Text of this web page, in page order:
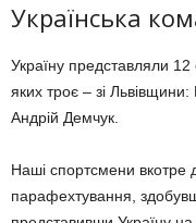
Українська
Україну представляли
яких троє – зі
Андрій Демчук.
Наші спортсмени вкотре
парафехтування,